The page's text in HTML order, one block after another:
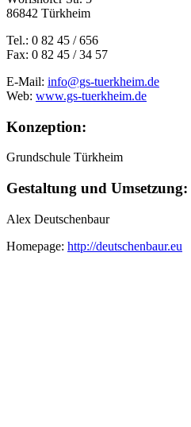
86842 Türkheim
Tel.: 0 82 45 / 656
Fax: 0 82 45 / 34 57
E-Mail: info@gs-tuerkheim.de
Web: www.gs-tuerkheim.de
Konzeption:
Grundschule Türkheim
Gestaltung und Umsetzung:
Alex Deutschenbaur
Homepage: http://deutschenbaur.eu